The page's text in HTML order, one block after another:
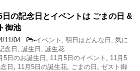
日の記念日とイベントは ごまの日 &
御池
11/04 -イベント 明日はどんな日
気に
念日 誕生日
誕生花
5日のお誕生日
11月5日のイベント
11月5
日
11月5日の誕生花 ごまの日
ゼスト御